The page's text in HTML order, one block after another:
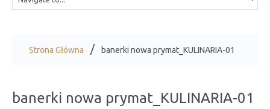
Strona Główna banerki nowa prymat_KULINARIA-01
banerki nowa prymat_KULINARIA-01